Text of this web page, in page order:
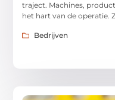
traject. Machines,
het hart van de operatie.
Bedrijven